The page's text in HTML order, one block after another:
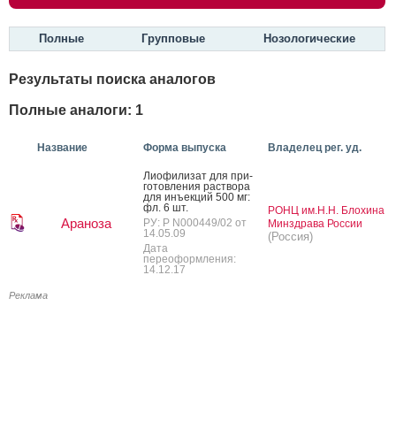
Полные Групповые Нозологические
Результаты поиска аналогов
Полные аналоги: 1
Название Форма выпуска Владелец рег. уд.
Араноза
Ли­офи­лизат для при­
готов­ле­ния рас­тво­ра
для инъ­ек­ций 500 мг:
фл. 6 шт.
РУ: Р N000449/02 от
14.05.09
Дата
переоформления:
14.12.17
РОНЦ им.Н.Н. Блохина
Минздрава России
(Россия)
Реклама